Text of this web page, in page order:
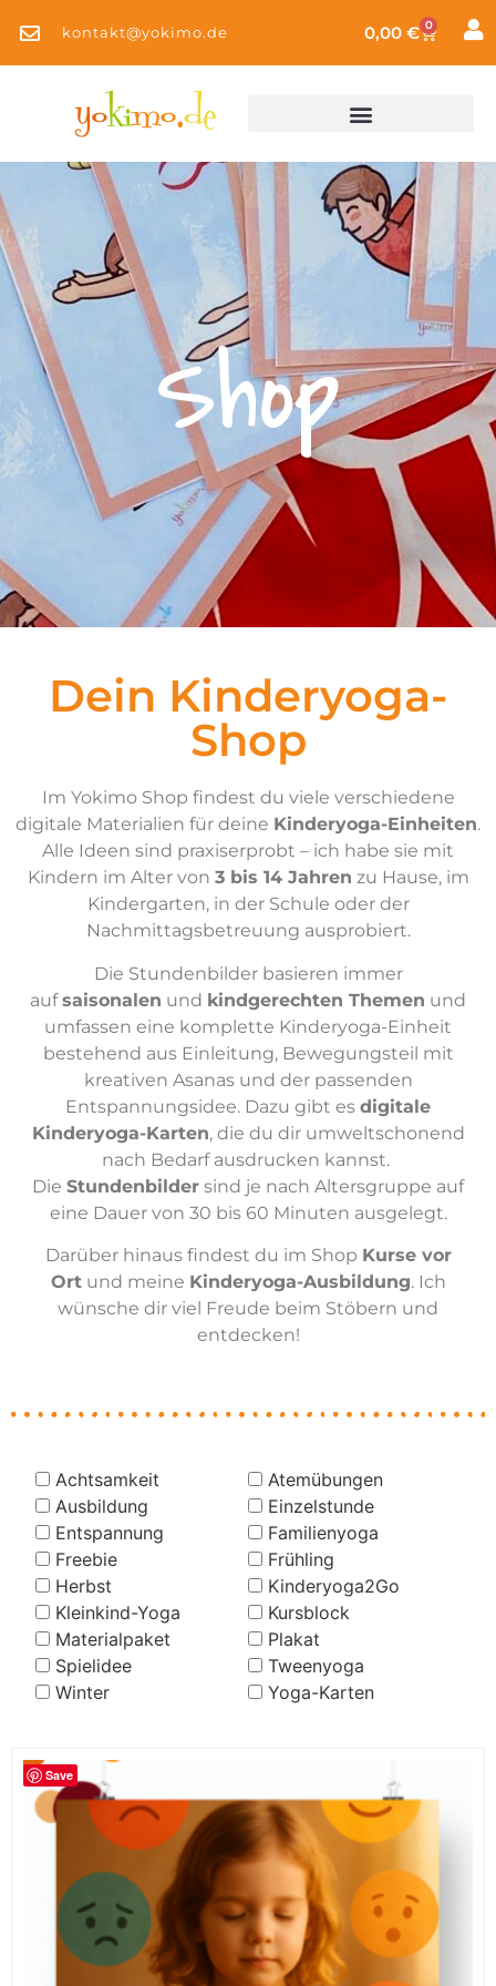
kontakt@yokimo.de 0,00 € 0
Shop
Dein Kinderyoga-
Shop
Im Yokimo Shop findest du viele verschiedene
digitale Materialien für deine Kinderyoga-Einheiten.
Alle Ideen sind praxiserprobt – ich habe sie mit
Kindern im Alter von 3 bis 14 Jahren zu Hause, im
Kindergarten, in der Schule oder der
Nachmittagsbetreuung ausprobiert.
Die Stundenbilder basieren immer
aufsaisonalen und kindgerechten Themen und
umfassen eine komplette Kinderyoga-Einheit
bestehend aus Einleitung, Bewegungsteil mit
kreativen Asanas und der passenden
Entspannungsidee. Dazu gibt es digitale
Kinderyoga-Karten, die du dir umweltschonend
nach Bedarf ausdrucken kannst.
Die Stundenbilder sind je nach Altersgruppe auf
eine Dauer von 30 bis 60 Minuten ausgelegt.
Darüber hinaus findest du im Shop Kurse vor
Ortund meine Kinderyoga-Ausbildung. Ich
wünsche dir viel Freude beim Stöbern und
entdecken!
Achtsamkeit
Atemübungen
Ausbildung
Einzelstunde
Entspannung
Familienyoga
Freebie
Frühling
Herbst
Kinderyoga2Go
Kleinkind-Yoga
Kursblock
Materialpaket
Plakat
Spielidee
Tweenyoga
Winter
Yoga-Karten
Save